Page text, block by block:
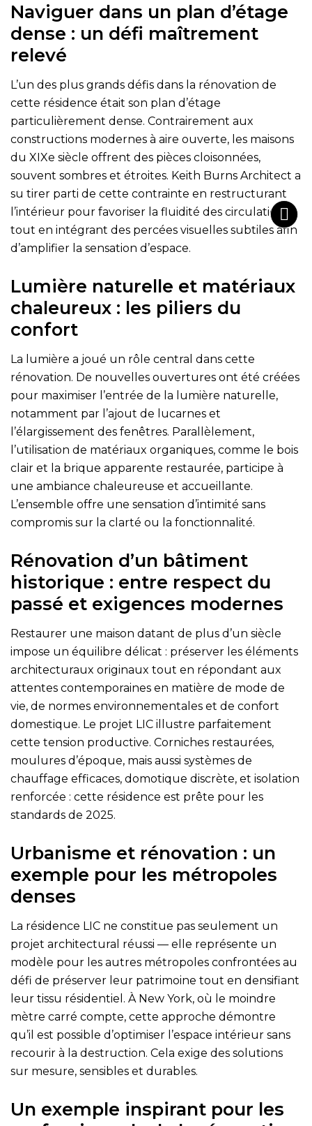
Naviguer dans un plan d’étage
dense : un défi maîtrement
relevé
L’un des plus grands défis dans la rénovation de
cette résidence était son plan d’étage
particulièrement dense. Contrairement aux
constructions modernes à aire ouverte, les maisons
du XIXe siècle offrent des pièces cloisonnées,
souvent sombres et étroites. Keith Burns Architect a
su tirer parti de cette contrainte en restructurant
l’intérieur pour favoriser la fluidité des circulations
tout en intégrant des percées visuelles subtiles afin
d’amplifier la sensation d’espace.
Lumière naturelle et matériaux
chaleureux : les piliers du
confort
La lumière a joué un rôle central dans cette
rénovation. De nouvelles ouvertures ont été créées
pour maximiser l’entrée de la lumière naturelle,
notamment par l’ajout de lucarnes et
l’élargissement des fenêtres. Parallèlement,
l’utilisation de matériaux organiques, comme le bois
clair et la brique apparente restaurée, participe à
une ambiance chaleureuse et accueillante.
L’ensemble offre une sensation d’intimité sans
compromis sur la clarté ou la fonctionnalité.
Rénovation d’un bâtiment
historique : entre respect du
passé et exigences modernes
Restaurer une maison datant de plus d’un siècle
impose un équilibre délicat : préserver les éléments
architecturaux originaux tout en répondant aux
attentes contemporaines en matière de mode de
vie, de normes environnementales et de confort
domestique. Le projet LIC illustre parfaitement
cette tension productive. Corniches restaurées,
moulures d’époque, mais aussi systèmes de
chauffage efficaces, domotique discrète, et isolation
renforcée : cette résidence est prête pour les
standards de 2025.
Urbanisme et rénovation : un
exemple pour les métropoles
denses
La résidence LIC ne constitue pas seulement un
projet architectural réussi — elle représente un
modèle pour les autres métropoles confrontées au
défi de préserver leur patrimoine tout en densifiant
leur tissu résidentiel. À New York, où le moindre
mètre carré compte, cette approche démontre
qu’il est possible d’optimiser l’espace intérieur sans
recourir à la destruction. Cela exige des solutions
sur mesure, sensibles et durables.
Un exemple inspirant pour les